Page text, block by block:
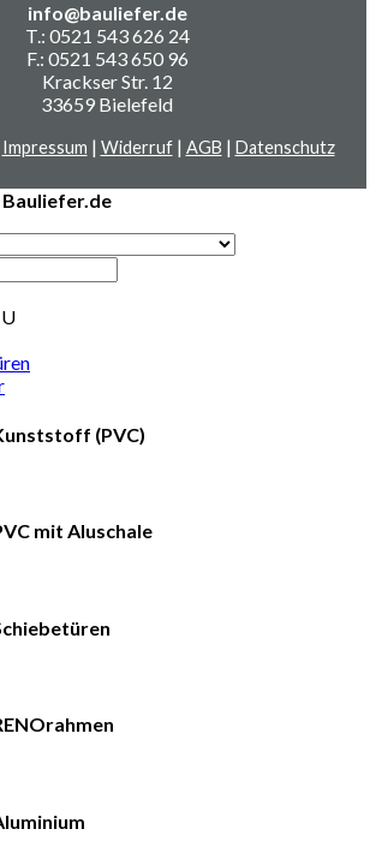
info@bauliefer.de
T.: 0521 543 626 24
F.: 0521 543 650 96
Krackser Str. 12
33659 Bielefeld
Impressum | Widerruf| AGB | Datenschutz
Bauliefer.de
(PVC)
mit Aluschale